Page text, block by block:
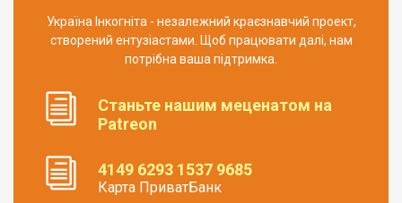
Україна Інкогніта - незалежний краєзнавчий проект,
створений ентузіастами. Щоб працювати далі, нам
потрібна ваша підтримка.
Станьте нашим меценатом на
Patreon
4149 6293 1537 9685
Карта ПриватБанк